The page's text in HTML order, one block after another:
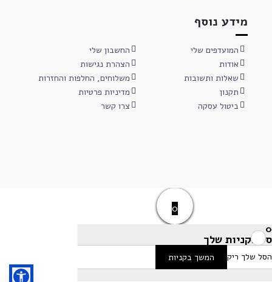
מידע נוסף
המועדפים שלי
החשבון שלי
אודות
הצהרת נגישות
שאלות ותשובות
משלוחים, החלפות והחזרות
תקנון
מדיניות פרטיות
ביטול עסקה
צרו קשר
0
0
סל הקניות שלך
הסל שלך ריק המשך בקניות